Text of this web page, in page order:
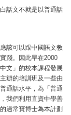
話文不就是以普通話
該可以跟中國語文教
踐。因此早在2000
文」的校本課程發展
辦的培訓班及一些由
通話水平，為「普通
我們利用直資中學善
過常寶博士為本計劃